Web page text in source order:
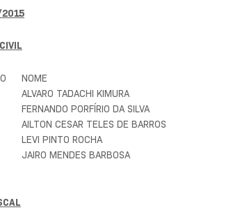
2015
NOME
ALVARO TADACHI KIMURA
FERNANDO PORFÍRIO DA SILVA
AILTON CESAR TELES DE BARROS
LEVI PINTO ROCHA
JAIRO MENDES BARBOSA